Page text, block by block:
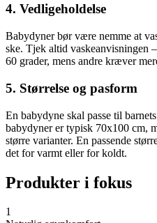
4. Vedligeholdelse
Babydyner bør være nemme at
ske. Tjek altid vaskeanvisningen
60 grader, mens andre kræver
5. Størrelse og pasform
En babydyne skal passe til
babydyner er typisk 70x100 cm,
større varianter. En passende
det for varmt eller for koldt.
Produkter i fokus
1